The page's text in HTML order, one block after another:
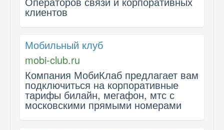
клиентов
Мобильный клуб
mobi-club.ru
Компания МобиКлаб предлагает вам
подключиться на корпоративные
тарифы билайн, мегафон, мтс с
московскими прямыми номерами